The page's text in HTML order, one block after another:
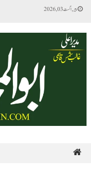
پیر, اگست 03, 2026